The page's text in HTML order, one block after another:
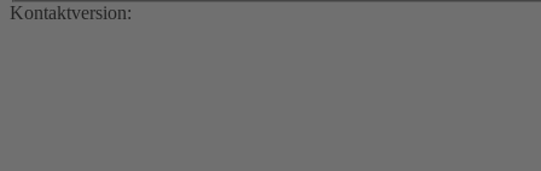
Kontaktversion: